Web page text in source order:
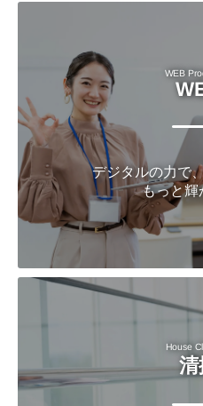
WEB
デジタルの力で
もっと輝
House
清